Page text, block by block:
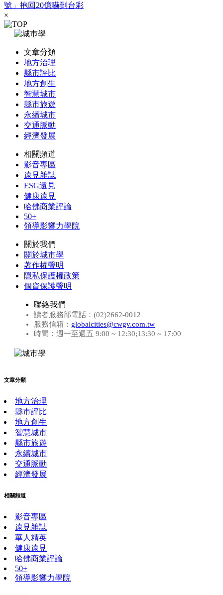
號」抱回20億嚇到台彩
×
文章分類
地方治理
縣市評比
地方創生
智慧城市
縣市旅遊
永續城市
交通脈動
經濟發展
相關頻道
影音專區
遠見雜誌
ESG遠見
健康遠見
哈佛商業評論
50+
領導影響力學院
關於我們
關於城市學
著作權聲明
隱私保護權政策
個資保護聲明
聯絡我們
讀者服務部電話：(02)2662-0012
服務信箱： globalcities@cwgv.com.tw
時間：週一至週五 9:00 ~ 12:30;13:30 ~ 17:00
文章分類
地方治理
縣市評比
地方創生
智慧城市
縣市旅遊
永續城市
交通脈動
經濟發展
相關頻道
影音專區
遠見雜誌
華人精英
健康遠見
哈佛商業評論
50+
領導影響力學院